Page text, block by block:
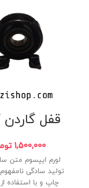
قفل گاردن
1,500,000
لورم ایپسوم متن
تولید سادگی
چاپ و با استفاده